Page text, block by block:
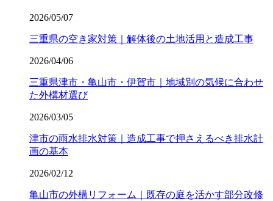
2026/05/07
三重県の空き家対策｜解体後の土地活用と造成工事
2026/04/06
三重県津市・亀山市・伊賀市｜地域別の気候に合わせ
た外構材選び
2026/03/05
津市の雨水排水対策｜造成工事で押さえるべき排水計
画の基本
2026/02/12
亀山市の外構リフォーム｜既存の庭を活かす部分改修